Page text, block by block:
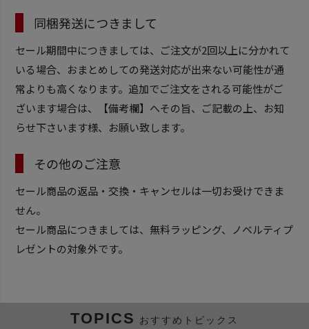
同梱発送につきまして
セール期間中につきましては、ご注文が2回以上に分かれて
いる場合、おまとめしての発送対応が出来ない可能性が通
常よりも高くなります。追加でご注文をされる可能性がご
ざいます場合は、【備考欄】へその旨、ご記載の上、お知
らせ下さいます様、お願い致します。
その他のご注意
セール商品の返品・交換・キャンセルは一切お受けできま
せん。
セール商品につきましては、無料ラッピング、ノベルティプ
レゼントの対象外です。
TOPICS おすすめトピックス